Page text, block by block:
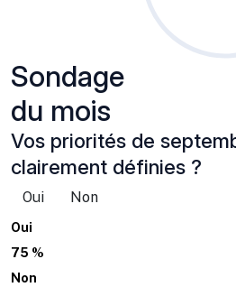
Sondage
du mois
Vos priorités de
clairement définies ?
Oui Non
Oui
75 %
Non